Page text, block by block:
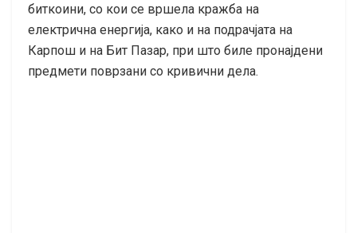
биткоини, со кои се вршела кражба на
електрична енергија, како и на подрачјата на
Карпош и на Бит Пазар, при што биле пронајдени
предмети поврзани со кривични дела.